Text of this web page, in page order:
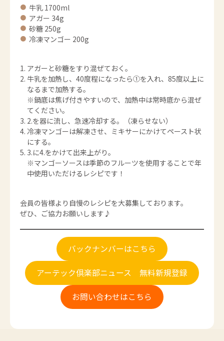
牛乳 1700ml
アガー 34g
砂糖 250g
冷凍マンゴー 200g
アガーと砂糖をすり混ぜておく。
牛乳を加熱し、40度程になったら①を入れ、85度以上に
なるまで加熱する。
※鍋底は焦げ付きやすいので、加熱中は常時底から混ぜ
てください。
2.を器に流し、急速冷却する。（凍らせない）
冷凍マンゴーは解凍させ、ミキサーにかけてペースト状
にする。
3.に4.をかけて出来上がり。
※マンゴーソースは季節のフルーツを使用することで年
中使用いただけるレシピです！
会員の皆様より自慢のレシピを大募集しております。
ぜひ、ご協力お願いします♪
バックナンバーはこちら
アーテック倶楽部ニュース 無料新規登録
お問い合わせはこちら